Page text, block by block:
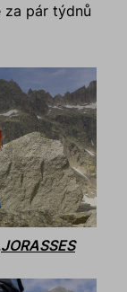
za pár týdnů
JORASSES